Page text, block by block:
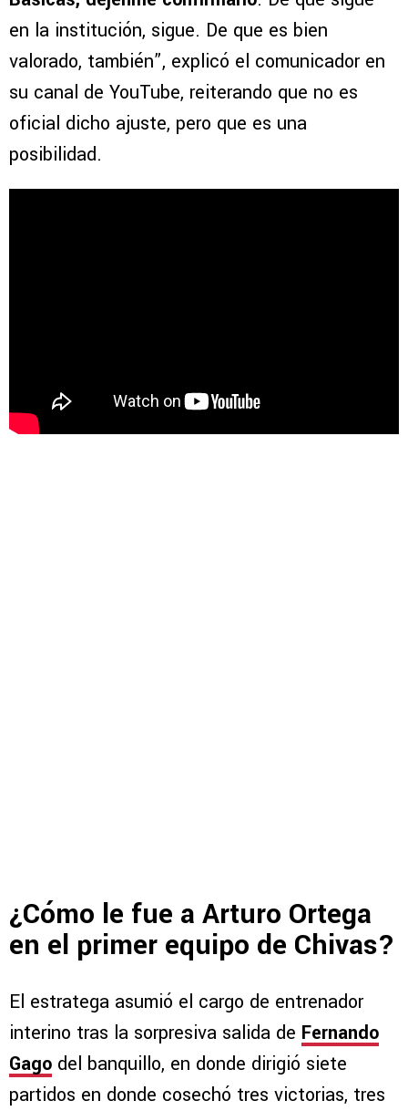
en la institución, sigue. De que es bien
valorado, también”, explicó el comunicador en
su canal de YouTube, reiterando que no es
oficial dicho ajuste, pero que es una
posibilidad.
¿Cómo le fue a Arturo Ortega
en el primer equipo de Chivas?
El estratega asumió el cargo de entrenador
interino tras la sorpresiva salida de Fernando
Gago del banquillo, en donde dirigió siete
partidos en donde cosechó tres victorias, tres